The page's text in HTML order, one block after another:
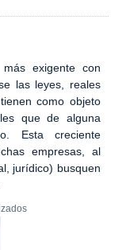
exigente con
las leyes, reales
como objeto
que de alguna
Esta creciente
empresas, al
jurídico) busquen